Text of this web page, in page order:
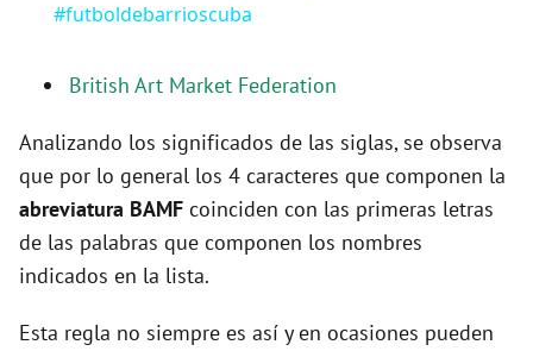
y
V
i
#futboldebarrioscuba
British Art Market Federation
Analizando los significados de las siglas, se observa
que por lo general los 4 caracteres que componen la
abreviatura BAMF coinciden con las primeras letras
de las palabras que componen los nombres
indicados en la lista.
Esta regla no siempre es así y en ocasiones pueden